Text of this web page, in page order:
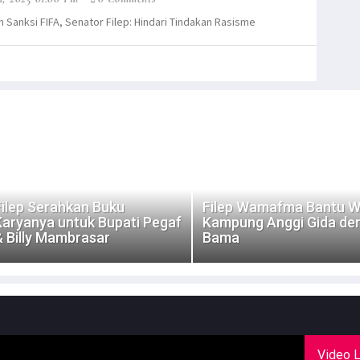
Sanksi FIFA, Senator Filep: Hindari Tindakan Rasisme
Serahkan Buku
untuk Bupati Pegaf
Billy Mambrasar
Filep Wamafma Bantu
Kampung Anggi Gida
Bama
Video